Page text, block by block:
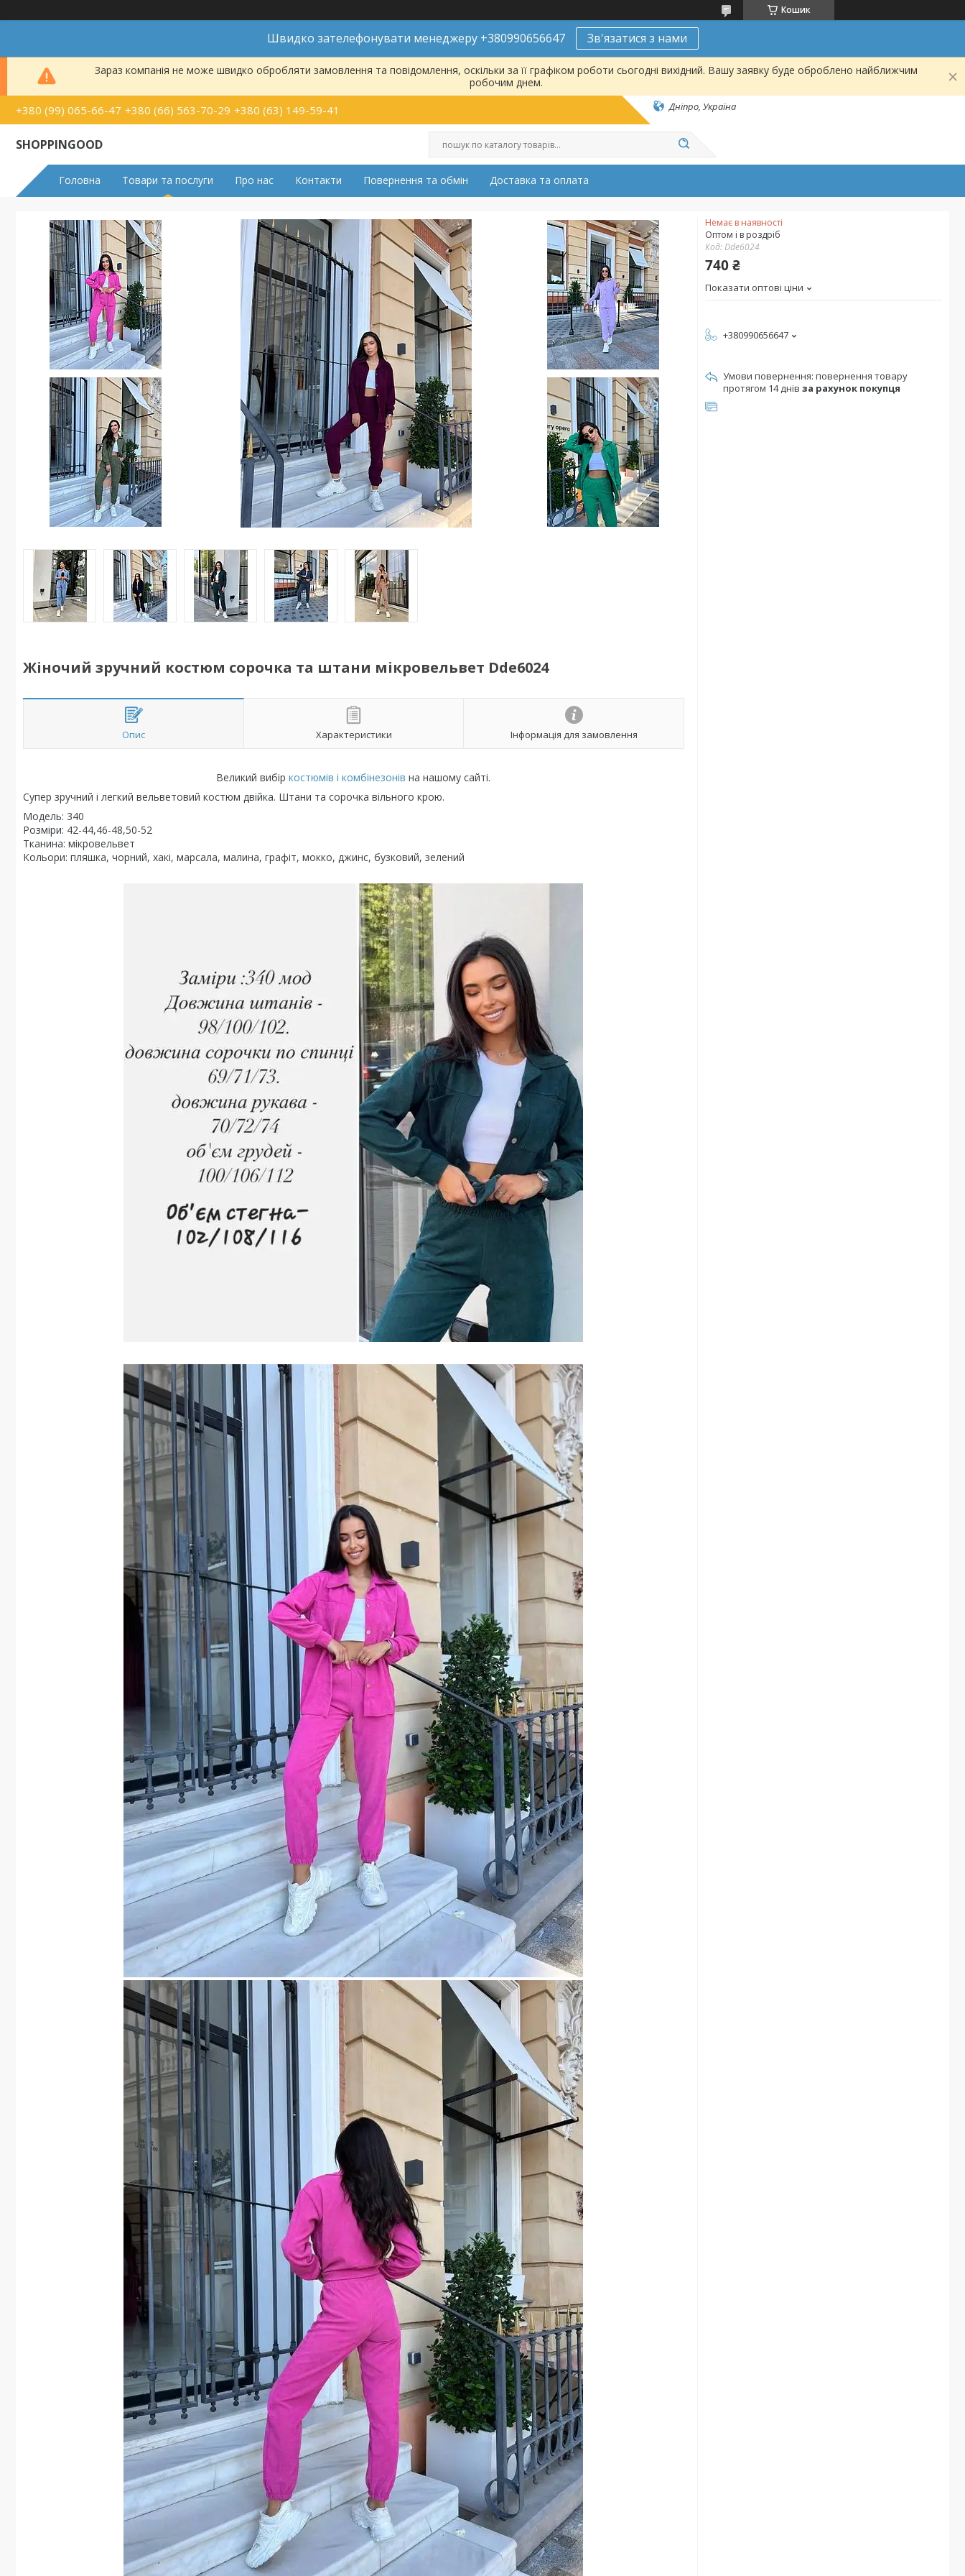
Кошик
Швидко зателефонувати менеджеру +380990656647 Зв'язатися з нами
Зараз компанія не може швидко обробляти замовлення та повідомлення, оскільки за її графіком роботи сьогодні вихідний. Вашу заявку буде оброблено найближчим
робочим днем.
+380 (99) 065-66-47 +380 (66) 563-70-29 +380 (63) 149-59-41 Дніпро, Україна
SHOPPINGOOD
Головна Товари та послуги Про нас Контакти Повернення та обмін Доставка та оплата
Жіночий зручний костюм сорочка та штани мікровельвет Dde6024
Опис Характеристики Інформація для замовлення
Великий вибір костюмів і комбінезонів на нашому сайті.
Супер зручний і легкий вельветовий костюм двійка. Штани та сорочка вільного крою.
Модель: 340
Розміри: 42-44,46-48,50-52
Тканина: мікровельвет
Кольори: пляшка, чорний, хакі, марсала, малина, графіт, мокко, джинс, бузковий, зелений
Немає в наявності
Оптом і в роздріб
Код:Dde6024
740 ₴
Показати оптові ціни
+380990656647
повернення товару
протягом 14 днів за рахунок покупця